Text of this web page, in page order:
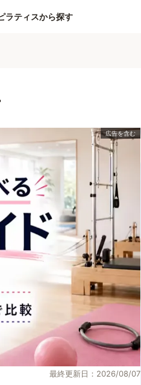
ラティスから探す
最終更新日：2026/08/07